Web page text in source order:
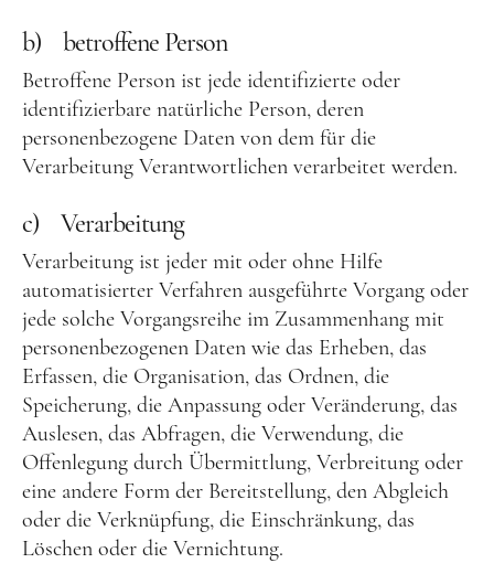
b) betroffene Person
Betroffene Person ist jede identifizierte oder
identifizierbare natürliche Person, deren
personenbezogene Daten von dem für die
Verarbeitung Verantwortlichen verarbeitet werden.
c) Verarbeitung
Verarbeitung ist jeder mit oder ohne Hilfe
automatisierter Verfahren ausgeführte Vorgang oder
jede solche Vorgangsreihe im Zusammenhang mit
personenbezogenen Daten wie das Erheben, das
Erfassen, die Organisation, das Ordnen, die
Speicherung, die Anpassung oder Veränderung, das
Auslesen, das Abfragen, die Verwendung, die
Offenlegung durch Übermittlung, Verbreitung oder
eine andere Form der Bereitstellung, den Abgleich
oder die Verknüpfung, die Einschränkung, das
Löschen oder die Vernichtung.